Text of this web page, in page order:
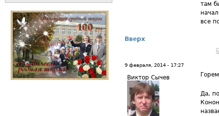
там
все
Вверх
9 февраля, 2014 - 17:27
Виктор Сычев
Да,